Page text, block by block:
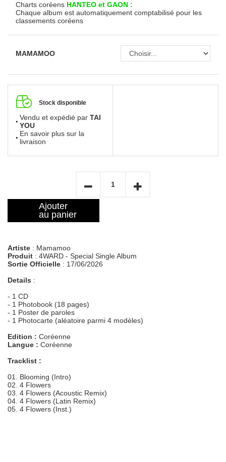
Charts coréens HANTEO et GAON :
Chaque album est automatiquement comptabilisé pour les
classements coréens
MAMAMOO
Stock disponible
Vendu et expédié par TAI
YOU
En savoir plus sur la
livraison
Ajouter
au panier
Artiste : Mamamoo
Produit : 4WARD - Special Single Album
Sortie Officielle : 17/06/2026
Details :
- 1 CD
- 1 Photobook (18 pages)
- 1 Poster de paroles
- 1 Photocarte (aléatoire parmi 4 modèles)
Edition : Coréenne
Langue : Coréenne
Tracklist :
01. Blooming (Intro)
02. 4 Flowers
03. 4 Flowers (Acoustic Remix)
04. 4 Flowers (Latin Remix)
05. 4 Flowers (Inst.)